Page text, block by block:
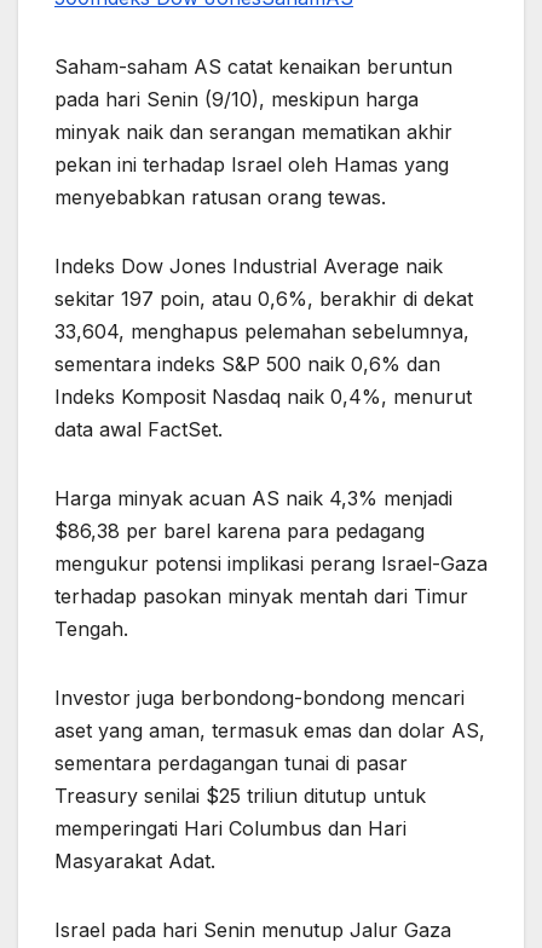
Saham-saham AS catat kenaikan beruntun
pada hari Senin (9/10), meskipun harga
minyak naik dan serangan mematikan akhir
pekan ini terhadap Israel oleh Hamas yang
menyebabkan ratusan orang tewas.
Indeks Dow Jones Industrial Average naik
sekitar 197 poin, atau 0,6%, berakhir di dekat
33,604, menghapus pelemahan sebelumnya,
sementara indeks S&P 500 naik 0,6% dan
Indeks Komposit Nasdaq naik 0,4%, menurut
data awal FactSet.
Harga minyak acuan AS naik 4,3% menjadi
$86,38 per barel karena para pedagang
mengukur potensi implikasi perang Israel-Gaza
terhadap pasokan minyak mentah dari Timur
Tengah.
Investor juga berbondong-bondong mencari
aset yang aman, termasuk emas dan dolar AS,
sementara perdagangan tunai di pasar
Treasury senilai $25 triliun ditutup untuk
memperingati Hari Columbus dan Hari
Masyarakat Adat.
Israel pada hari Senin menutup Jalur Gaza